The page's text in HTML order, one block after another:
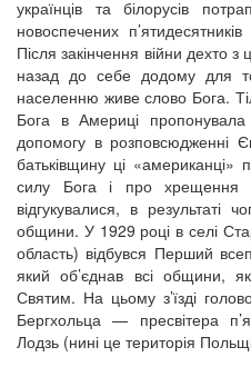
українців та білорусів
новоспечених
Після закінчення війни дехто
назад до себе додому для
населенню живе слово Бога.
Бога в Америці
допомогу в розповсюдженні
батьківщину ці «американці»
силу Бога і про хрещення
відгукувалися, в результаті
общини. У 1929 році в селі
область) відбувся Перший
який об’єднав всі общини,
Святим. На цьому з’їзді
Бергхольца — пресвітера
Лодзь (нині це територія